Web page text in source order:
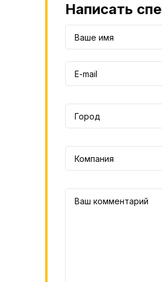
Написать